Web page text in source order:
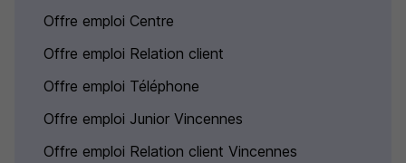
Offre emploi Centre
Offre emploi Relation client
Offre emploi Téléphone
Offre emploi Junior Vincennes
Offre emploi Relation client Vincennes